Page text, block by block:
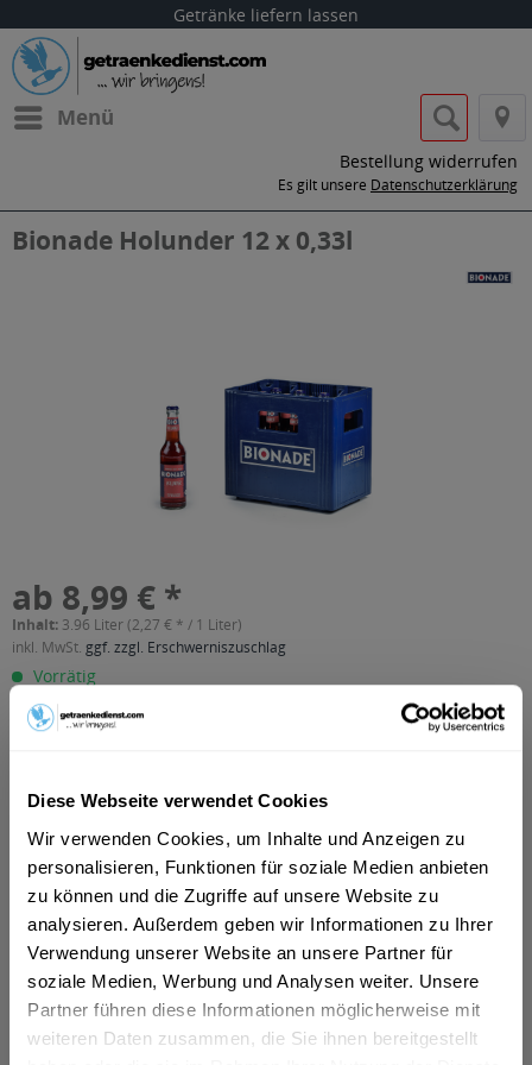
Diese Webseite verwendet Cookies
Wir verwenden Cookies, um Inhalte und Anzeigen zu
personalisieren, Funktionen für soziale Medien anbieten
zu können und die Zugriffe auf unsere Website zu
analysieren. Außerdem geben wir Informationen zu Ihrer
Verwendung unserer Website an unsere Partner für
soziale Medien, Werbung und Analysen weiter. Unsere
Partner führen diese Informationen möglicherweise mit
weiteren Daten zusammen, die Sie ihnen bereitgestellt
Getränke liefern lassen
Menü
Bestellung widerrufen
Es gilt unsere Datenschutzerklärung
Bionade Holunder 12 x 0,33l
ab 8,99 € *
Inhalt: 3.96 Liter (2,27 € * / 1 Liter)
inkl. MwSt. ggf. zzgl. Erschwerniszuschlag
Vorrätig
MEHRWEG
In denWarenkorb
Artikel-Nr.:
14507
Verfügbar in:
, München Frankfurt am Main Frankfurt am Main,
Düsseldorf,Bielefeld,Augsburg,Erfurt,Hamm,Hanau,Lünen
Minden,Detmold,Celle, Herford, Weimar,Rosenheim,Garbsen
Unna,Hilden
Beschreibung